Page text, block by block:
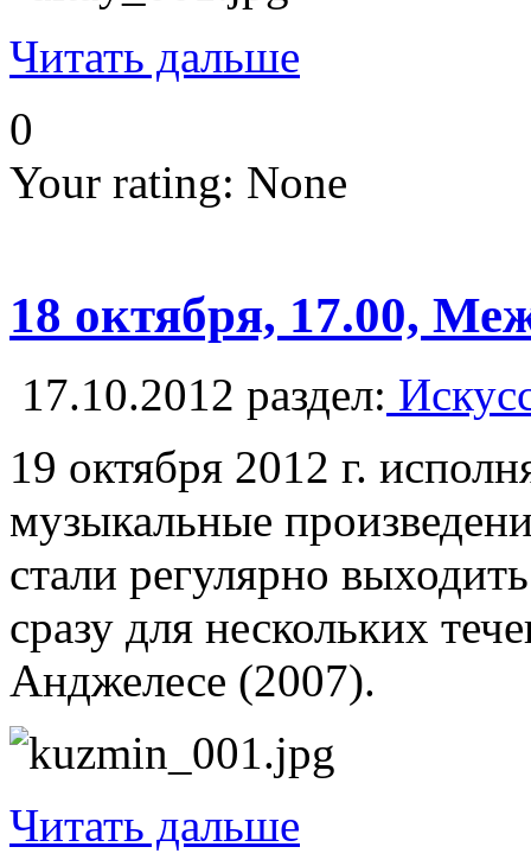
Читать дальше
0
Your rating: None
18 октября, 17.00,
17.10.2012 раздел:
19 октября 2012 г.
музыкальные
стали регулярно
сразу для нескольких
Анджелесе (2007).
Читать дальше